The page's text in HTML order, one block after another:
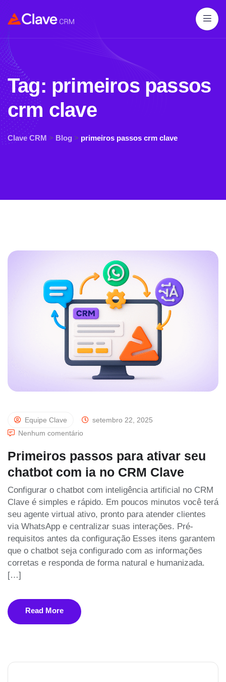
Tag: primeiros passos
crm clave
Clave CRM > Blog > primeiros passos crm clave
Equipe Clave
setembro 22, 2025
Nenhum comentário
Primeiros passos para ativar seu
chatbot com ia no CRM Clave
Configurar o chatbot com inteligência artificial no CRM
Clave é simples e rápido. Em poucos minutos você terá
seu agente virtual ativo, pronto para atender clientes
via WhatsApp e centralizar suas interações. Pré-
requisitos antes da configuração Esses itens garantem
que o chatbot seja configurado com as informações
corretas e responda de forma natural e humanizada.
[…]
Read More